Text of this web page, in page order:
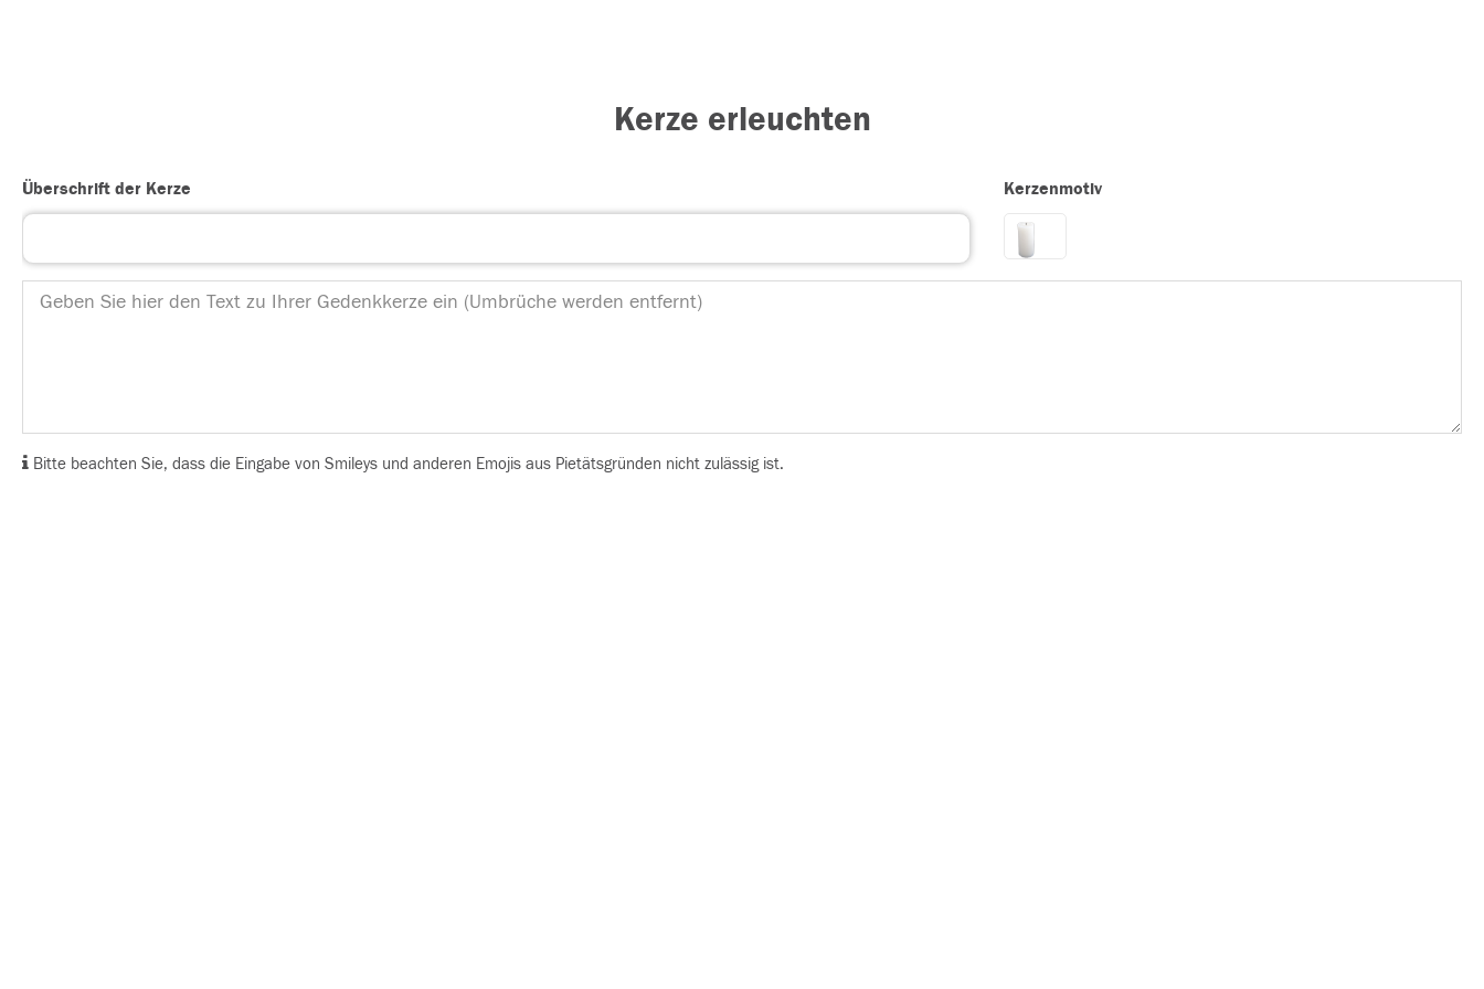
Kerze erleuchten
Überschrift der Kerze Kerzenmotiv
Bitte beachten Sie, dass die Eingabe von Smileys und anderen Emojis aus Pietätsgründen nicht zulässig ist.